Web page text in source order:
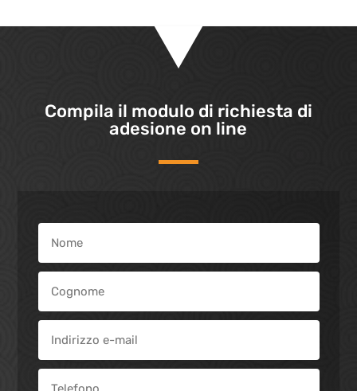
Compila il modulo di richiesta di
adesione on line